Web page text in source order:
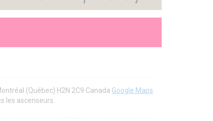
(Québec) H2N 2C9 Canada Google Maps
les ascenseurs.